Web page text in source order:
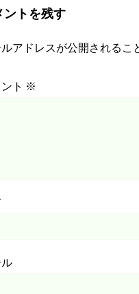
ントを残す
ルアドレスが公開されるこ
ト ※
ル